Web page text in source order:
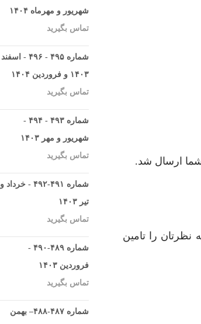
شما ارسال شد.
را تامین
شهریور و مهرماه ۱۴۰۴
تماس بگیرید
شماره ۴۹۵ - ۴۹۶ - اسفند
۱۴۰۳ و فروردین ۱۴۰۴
تماس بگیرید
شماره ۴۹۳ - ۴۹۴ -
شهریور و مهر ۱۴۰۳
تماس بگیرید
شماره ۴۹۱-۴۹۲ - خرداد و
تیر ۱۴۰۳
تماس بگیرید
شماره ۴۸۹-۴۹۰ -
فروردین ۱۴۰۳
تماس بگیرید
شماره ۴۸۷-۴۸۸– بهمن